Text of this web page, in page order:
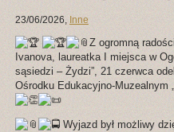
23/06/2026, Inne
Z ogromną
Ivanova, laureatka I miejsca w
sąsiedzi – Żydzi”, 21 czerwca
Ośrodku Edukacyjno-Muzealnym
Wyjazd był możliwy